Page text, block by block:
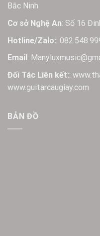
Bắc Ninh
Cơ sở Nghệ An: Số 16
Hotline/Zalo::
Email :
Đối Tác Liên kết::
www.guitarcaugiay.com
BẢN ĐỒ